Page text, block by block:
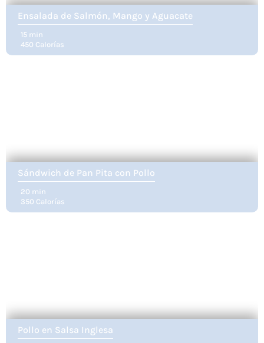
Ensalada de Salmón, Mango y Aguacate
15 min
450 Calorías
Sándwich de Pan Pita con Pollo
20 min
350 Calorías
Pollo en Salsa Inglesa